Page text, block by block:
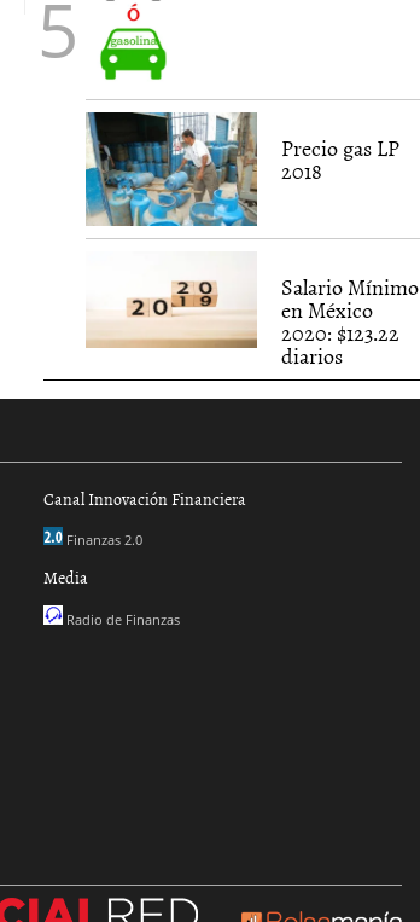
Precio gas LP
2018
Salario Mínimo
en México
2020: $123.22
diarios
Canal Innovación Financiera
Finanzas 2.0
Media
Radio de Finanzas